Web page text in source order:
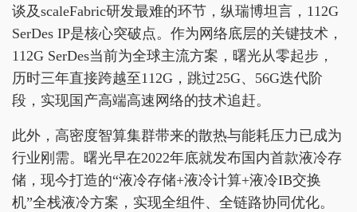
谈及scaleFabric研发最难的环节，纵瑞博坦言，112G
SerDes IP是核心突破点。作为网络底层的关键技术，
112G SerDes当前为全球主流方案，曙光从零起步，
历时三年直接跨越至112G，跳过25G、56G迭代阶
段，实现国产高端高速网络的技术追赶。
此外，高密度智算集群带来的散热与能耗压力已成为
行业刚需。曙光早在2022年底就发布国内首款液冷存
储，现今打造的“液冷存储+液冷计算+液冷IB交换
机”全栈液冷方案，实现全组件、全链路协同优化。